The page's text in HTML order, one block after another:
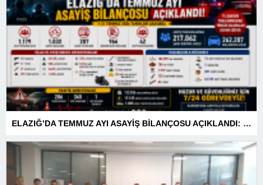
ELAZIĞ’DA TEMMUZ AYI ASAYİŞ BİLANÇOSU AÇIKLANDI: 1 AYDA 1.032 ŞAHIS YAKALANDI, 207 TUTUKLAMA